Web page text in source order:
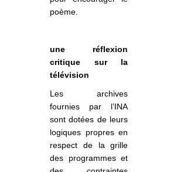
poème.
une réflexion
critique sur la
télévision
Les archives
fournies par l’INA
sont dotées de leurs
logiques propres en
respect de la grille
des programmes et